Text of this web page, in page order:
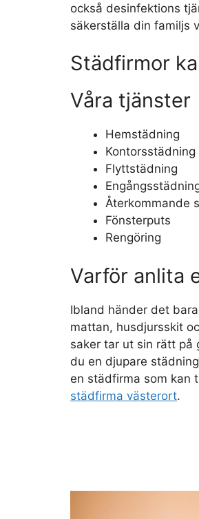
också desinfektions
säkerställa din familjs
Städfirmor
Våra tjänster
Hemstädning
Kontorsstädning
Flyttstädning
Återkommande
Fönsterputs
Rengöring
Varför anlita
Ibland händer det
mattan, husdjursskit
saker tar ut sin rätt på
du en djupare
en städfirma som kan
städfirma västerort.